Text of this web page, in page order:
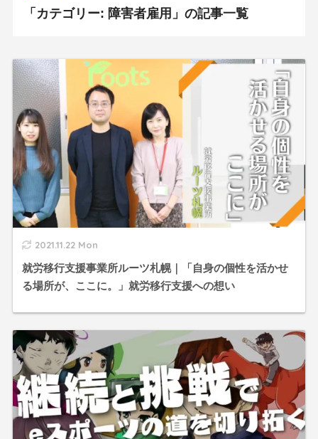
「カテゴリー: 障害者雇用 」の記事一覧
2021.11.22 Mon
就労移行支援事業所ルーツ札幌｜「自身の個性を活かせ
る場所が、ここに。」就労移行支援への想い